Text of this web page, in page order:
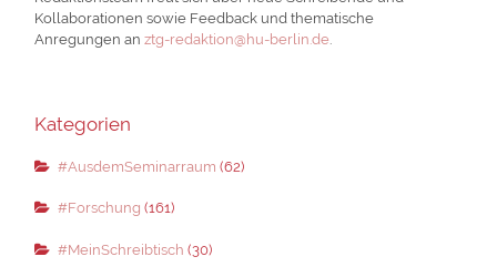
Kollaborationen sowie Feedback und thematische
Anregungen anztg-redaktion@hu-berlin.de
Kategorien
#AusdemSeminarraum (62)
#Forschung (161)
#MeinSchreibtisch (30)